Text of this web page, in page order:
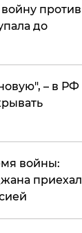
против
до
– в РФ
войны:
приехал